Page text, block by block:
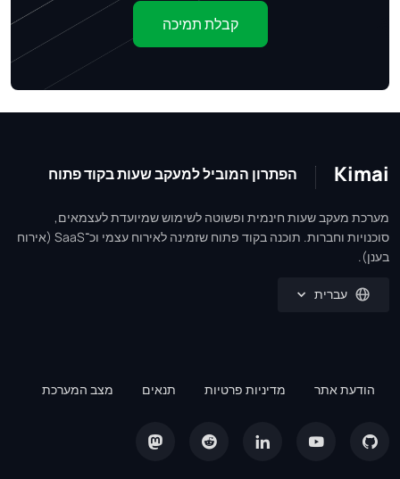
קבלת תמיכה
הפתרון המוביל למעקב שעות בקוד פתוח
מעקב שעות חינמית ופשוטה לשימוש שמיועדת לעצמאים,
סוכנויות וחברות. תוכנה בקוד פתוח שזמינה לאירוח עצמי וכ־SaaS (אירוח
עברית
הודעת אתר מדיניות פרטיות תנאים מצב המערכת